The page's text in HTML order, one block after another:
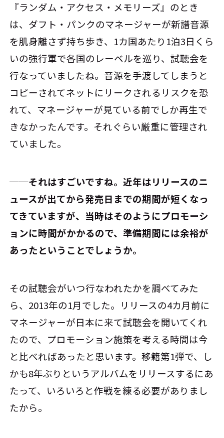
『ランダム・アクセス・メモリーズ』のとき
は、ダフト・パンクのマネージャーが新譜音源
を肌身離さず持ち歩き、1カ国あたり1泊3日くら
いの強行軍で各国のレーベルを巡り、試聴会を
行なっていましたね。音源を手渡してしまうと
コピーされてネットにリークされるリスクを恐
れて、マネージャーが見ている前でしか再生で
きなかったんです。それぐらい厳重に管理され
ていました。
──それはすごいですね。近年はリリースのニ
ュースが出てから発売日までの期間が短くなっ
てきていますが、当時はそのようにプロモーシ
ョンに時間がかかるので、準備期間には余裕が
あったということでしょうか。
その試聴会がいつ行なわれたかを調べてみた
ら、2013年の1月でした。リリースの4カ月前に
マネージャーが日本に来て試聴会を開いてくれ
たので、プロモーション施策を考える時間は今
と比べればあったと思います。移籍第1弾で、し
かも8年ぶりというアルバムをリリースするにあ
たって、いろいろと作戦を練る必要がありまし
たから。